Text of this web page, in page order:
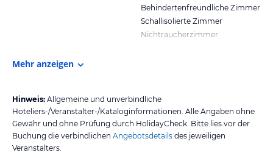
Behindertenfreundliche Zimmer
Schallisolierte Zimmer
Nichtraucherzimmer
Mehr anzeigen
Hinweis: Allgemeine und unverbindliche
Hoteliers-/Veranstalter-/Kataloginformationen. Alle Angaben ohne
Gewähr und ohne Prüfung durch HolidayCheck. Bitte lies vor der
Buchung die verbindlichen Angebotsdetails des jeweiligen
Veranstalters.